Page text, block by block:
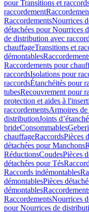
pour Transitions et
raccordement
RaccordementsNourrices
détachées pour Nourrices
de distribution avec
chauffageTransitions et
démontables
Raccordements pour
raccordsIsolations pour
raccordsÉtanchéités pour
tubesRecouvrement pour
protection et aides à
raccordementsArmoires
distributionJoints
brideConsommables
chauffageRaccordsPièces
détachées pour Manchons
RéductionsCoudesPièces
détachées pour Tés
Raccords indémontables
démontablesPièces
démontables
RaccordementsNourrices
pour Nourrices de